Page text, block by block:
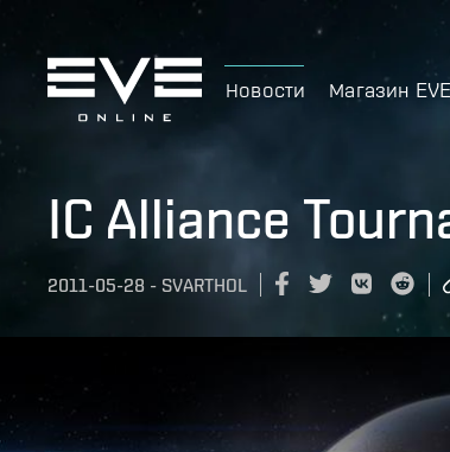
Новости Магазин EVE
IC Alliance
2011-05-28 - SVARTHOL